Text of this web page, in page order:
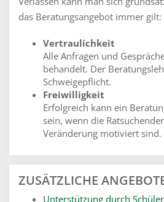
das Beratungsangebot immer gilt:
Vertraulichkeit
Alle Anfragen und
behandelt. Der
Schweigepflicht.
Freiwilligkeit
Erfolgreich kann ein
sein, wenn die
Veränderung motiviert sind.
ZUSÄTZLICHE
Unterstützung durch